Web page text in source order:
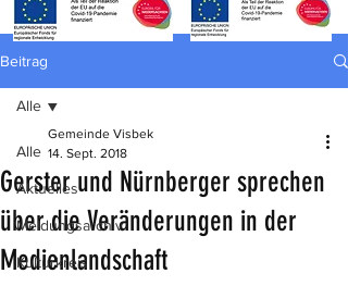
Beitrag
Alle
Aktuelles
Meldungsarchiv
Kulturkreis
Alle
Gerster und Nürnberger sprechen
über die Veränderungen in der
Medienlandschaft
Gemeinde Visbek
14. Sept. 2018